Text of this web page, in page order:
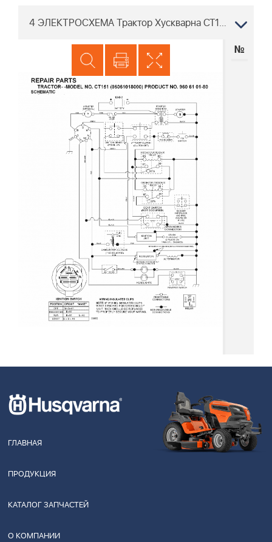
4 ЭЛЕКТРОСХЕМА Трактор Хускварна CT151, 96061017900, 2007-02
№
ГЛАВНАЯ
ПРОДУКЦИЯ
КАТАЛОГ ЗАПЧАСТЕЙ
О КОМПАНИИ